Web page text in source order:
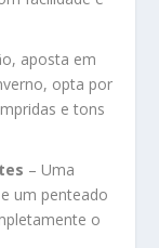
aposta em
opta por
e tons
– Uma
um penteado
o